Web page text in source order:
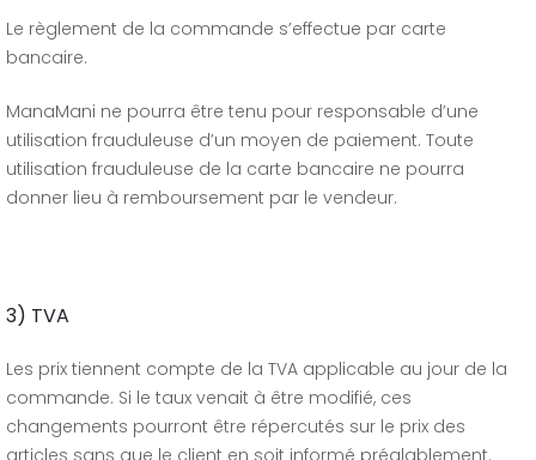
Le règlement de la commande s’effectue par carte
bancaire.
ManaMani ne pourra être tenu pour responsable d’une
utilisation frauduleuse d’un moyen de paiement. Toute
utilisation frauduleuse de la carte bancaire ne pourra
donner lieu à remboursement par le vendeur.
3) TVA
Les prix tiennent compte de la TVA applicable au jour de la
commande. Si le taux venait à être modifié, ces
changements pourront être répercutés sur le prix des
articles sans que le client en soit informé préalablement.